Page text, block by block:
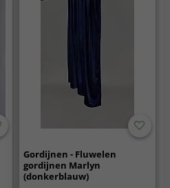
Gordijnen - Fluwelen
gordijnen Marlyn
(donkerblauw)